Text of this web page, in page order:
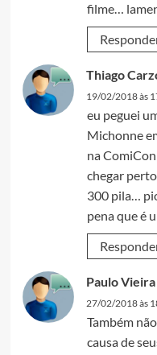
filme…
Thiago
19/02/2018 às
eu peguei
Michonne
na
chegar
300 pila…
pena que é
Paulo Vieira
27/02/2018 às
Também
causa de